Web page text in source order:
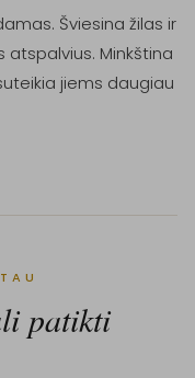
Šviesina žilas ir
Minkština
jiems daugiau
patikti